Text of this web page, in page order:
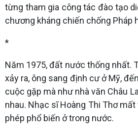
từng tham gia công tác đào tạo
chương kháng chiến chống Pháp
*
Năm 1975, đất nước thống nhất.
xảy ra, ông sang định cư ở Mỹ,
cuộc gặp mà như nhà văn Châu
nhau. Nhạc sĩ Hoàng Thi Thơ
phép phổ biến ở trong nước.